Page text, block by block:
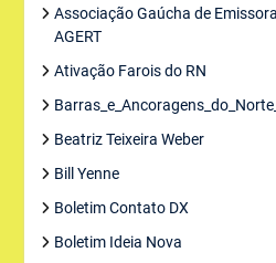
Associação Gaúcha de
AGERT
Ativação Farois do RN
Beatriz Teixeira Weber
Bill Yenne
Boletim Contato DX
Boletim Ideia Nova